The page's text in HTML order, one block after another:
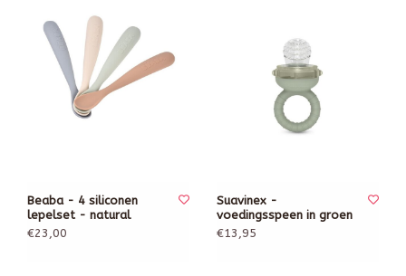
Beaba - 4 siliconen
lepelset - natural
€23,00
Suavinex -
voedingsspeen in groen
€13,95